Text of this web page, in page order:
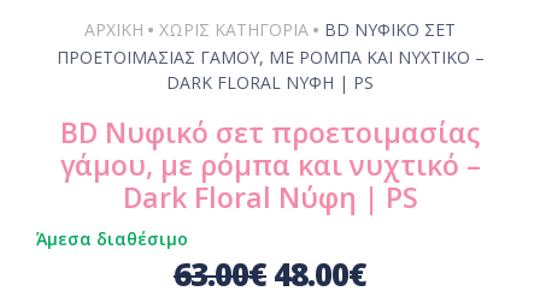
ΑΡΧΙΚΗ • ΧΩΡΊΣ ΚΑΤΗΓΟΡΊΑ • BD ΝΥΦΙΚΌ ΣΕΤ
ΠΡΟΕΤΟΙΜΑΣΊΑΣ ΓΆΜΟΥ, ΜΕ ΡΌΜΠΑ ΚΑΙ ΝΥΧΤΙΚΌ –
DARK FLORAL ΝΎΦΗ | PS
BD Νυφικό σετ προετοιμασίας
γάμου, με ρόμπα και νυχτικό –
Dark Floral Νύφη | PS
Άμεσα διαθέσιμο
63.00€48.00€